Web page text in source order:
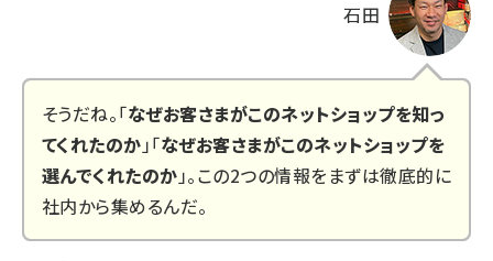
石田
そうだね。「なぜお客さまがこのネットショップを知っ
てくれたのか 」「なぜお客さまがこのネットショップを
選んでくれたのか 」。この2つの情報をまずは徹底的に
社内から集めるんだ。